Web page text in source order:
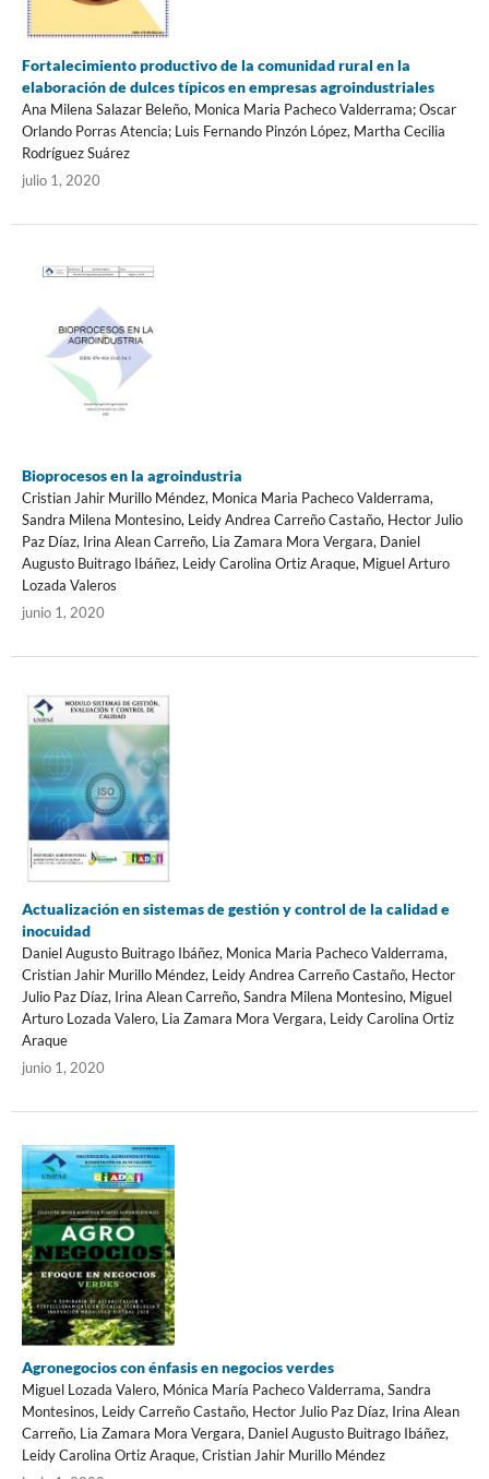
Fortalecimiento productivo de la comunidad rural en la
elaboración de dulces típicos en empresas agroindustriales
Ana Milena Salazar Beleño, Monica Maria Pacheco Valderrama; Oscar
Orlando Porras Atencia; Luis Fernando Pinzón López, Martha Cecilia
Rodríguez Suárez
julio 1, 2020
Bioprocesos en la agroindustria
Cristian Jahir Murillo Méndez, Monica Maria Pacheco Valderrama,
Sandra Milena Montesino, Leidy Andrea Carreño Castaño, Hector Julio
Paz Díaz, Irina Alean Carreño, Lia Zamara Mora Vergara, Daniel
Augusto Buitrago Ibáñez, Leidy Carolina Ortiz Araque, Miguel Arturo
Lozada Valeros
junio 1, 2020
Actualización en sistemas de gestión y control de la calidad e
inocuidad
Daniel Augusto Buitrago Ibáñez, Monica Maria Pacheco Valderrama,
Cristian Jahir Murillo Méndez, Leidy Andrea Carreño Castaño, Hector
Julio Paz Díaz, Irina Alean Carreño, Sandra Milena Montesino, Miguel
Arturo Lozada Valero, Lia Zamara Mora Vergara, Leidy Carolina Ortiz
Araque
junio 1, 2020
Agronegocios con énfasis en negocios verdes
Miguel Lozada Valero, Mónica María Pacheco Valderrama, Sandra
Montesinos, Leidy Carreño Castaño, Hector Julio Paz Díaz, Irina Alean
Carreño, Lia Zamara Mora Vergara, Daniel Augusto Buitrago Ibáñez,
Leidy Carolina Ortiz Araque, Cristian Jahir Murillo Méndez